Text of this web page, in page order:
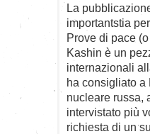
La
importantstia
Prove di pace
Kashin è un
internazionali
ha consigliato a
nucleare russa,
intervistato più
richiesta di un